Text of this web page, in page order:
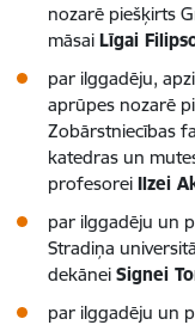
nozarē piešķirts
māsai Līgai
par ilggadēju,
aprūpes nozarē
Zobārstniecības
katedras un
profesorei Ilzei
par ilggadēju un
Stradiņa
dekānei Signei
par ilggadēju un